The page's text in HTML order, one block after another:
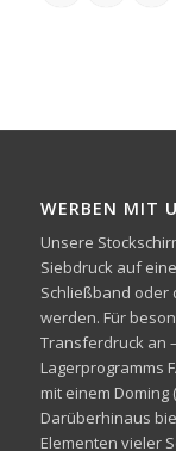
WERBEN MIT
Unsere
Siebdruck auf
Schließband oder
werden. Für
Transferdruck an
Lagerprogramms
mit einem
Darüberhinaus
Elementen vieler